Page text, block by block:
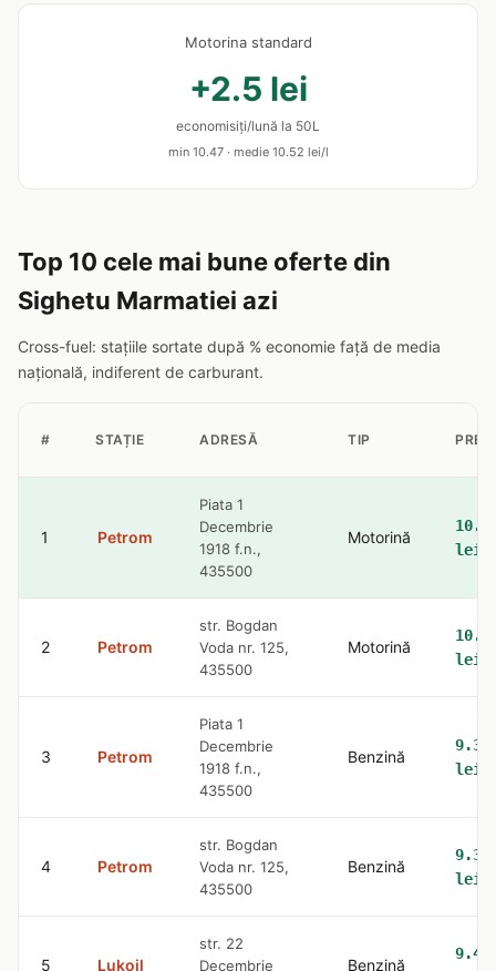
Motorina standard
+2.5 lei
economisiți/lună la 50L
min 10.47 · medie 10.52 lei/l
Top 10 cele mai bune oferte din
Sighetu Marmatiei azi
Cross-fuel: stațiile sortate după % economie față de media
națională, indiferent de carburant.
# STAȚIE ADRESĂ TIP PREȚ
1 Petrom
Piata 1
Decembrie
1918 f.n.,
435500
Motorină
lei
2 Petrom
str. Bogdan
Voda nr. 125,
435500
Motorină
lei
3 Petrom
Piata 1
Decembrie
1918 f.n.,
435500
Benzină
9.36
lei
4 Petrom
str. Bogdan
Voda nr. 125,
435500
Benzină
9.36
lei
5 Lukoil
str. 22
Decembrie
Benzină
9.42